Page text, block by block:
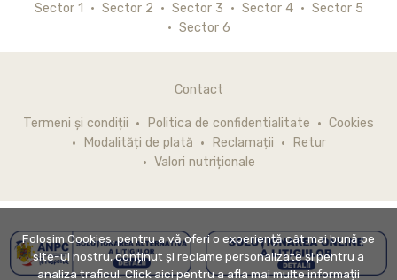
Sector 1 Sector 2 Sector 3 Sector 4
Sector 5
Sector 6
Contact
Termeni și condiții Politica de confidentialitate
Cookies
Modalități de plată
Reclamații
Retur
Valori nutriționale
Folosim Cookies, pentru a vă oferi o experiență cât mai bună pe
site-ul nostru, conținut și reclame personalizate și pentru a
analiza traficul. Click aici pentru a afla mai multe informații